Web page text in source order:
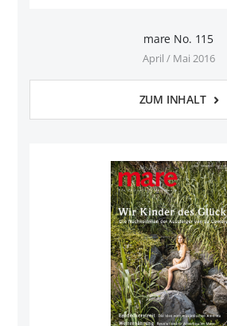
mare No. 115
April / Mai 2016
ZUM INHALT